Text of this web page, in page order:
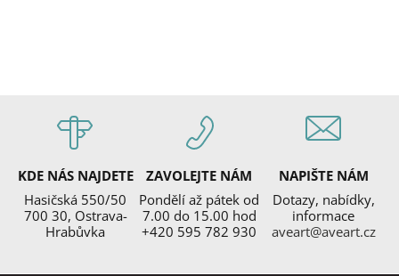
KDE NÁS NAJDETE
Hasičská 550/50
700 30, Ostrava-
Hrabůvka
ZAVOLEJTE NÁM
Pondělí až pátek od
7.00 do 15.00 hod
+420 595 782 930
NAPIŠTE NÁM
Dotazy, nabídky,
informace
aveart@aveart.cz